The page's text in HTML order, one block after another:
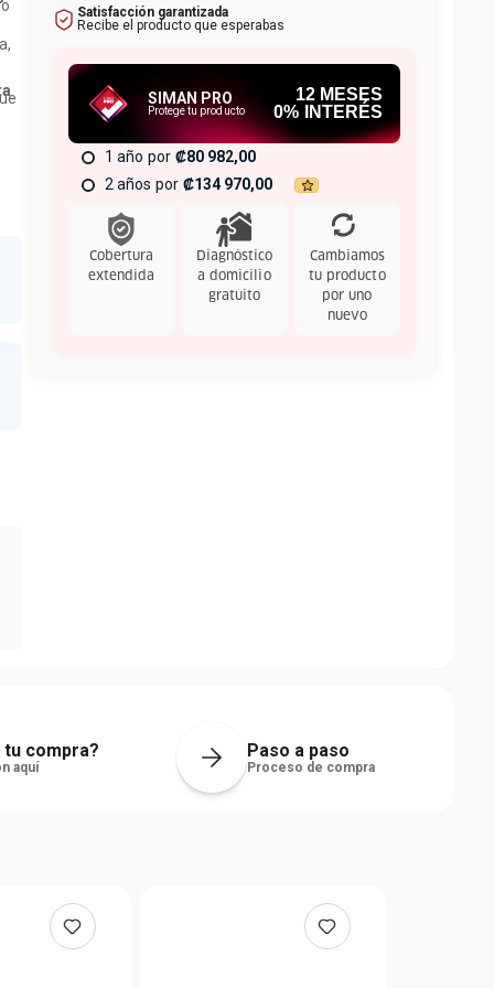
Satisfacción garantizada
Recibe el producto que esperabas
SIMAN PRO
Protege tu producto
12MESES
0% INTERÉS
1 año
₡80 982,00
2 años
₡134 970,00
Cobertura
extendida
Diagnóstico
a domicilio
gratuito
Cambiamos
tu producto
por uno
nuevo
tu compra?
aquí
Paso a paso
Proceso de compra